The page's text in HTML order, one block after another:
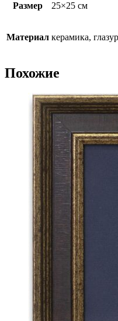
Размер 25×25 см
Материал керамика,
Похожие